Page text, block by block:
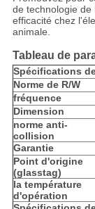
de technologie de
efficacité chez
animale.
Tableau de
Spécifications
Norme de R/W
fréquence
Dimension
norme anti-
collision
Garantie
Point d'origine
(glasstag)
la température
d'opération